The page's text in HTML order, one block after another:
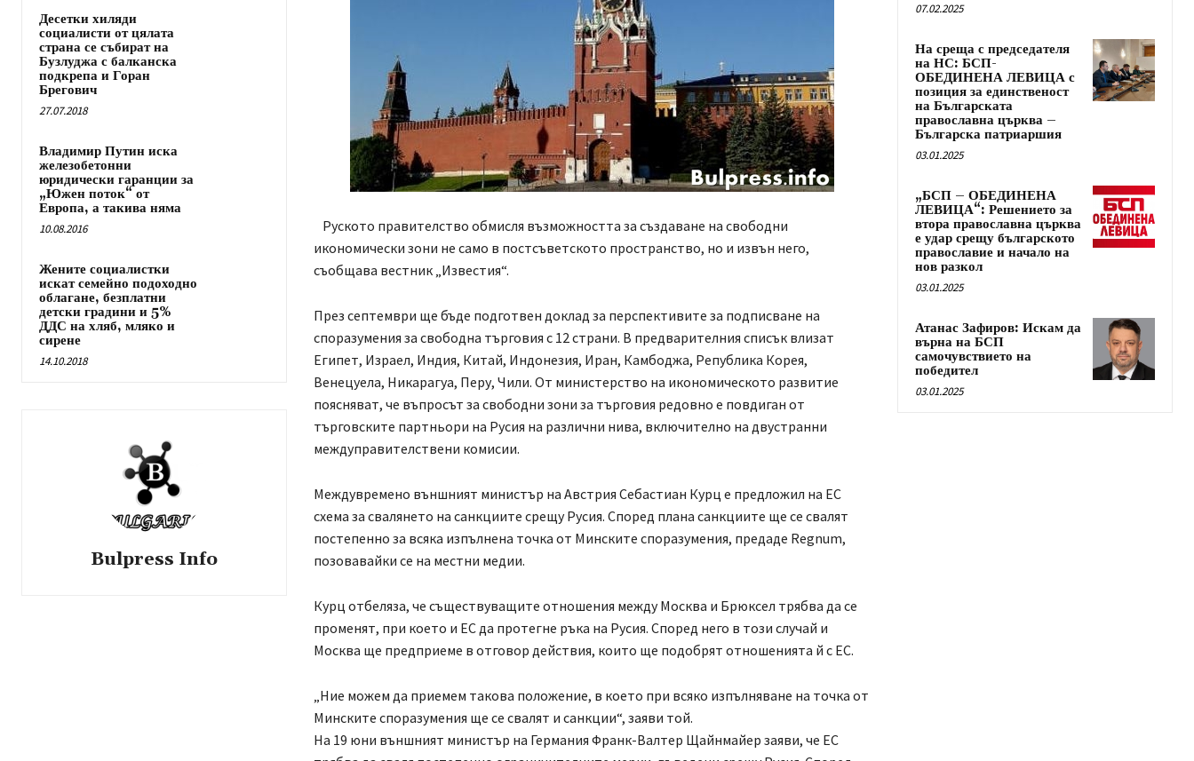
Десетки хиляди
социалисти от цялата
страна се събират на
Бузлуджа с балканска
подкрепа и Горан
Брегович
27.07.2018
Владимир Путин иска
железобетонни
юридически гаранции за
„Южен поток“ от
Европа, а такива няма
10.08.2016
Жените социалистки
искат семейно подоходно
облагане, безплатни
детски градини и 5%
ДДС на хляб, мляко и
сирене
14.10.2018
Bulpress Info
Руското правителство обмисля възможността за създаване на свободни
икономически зони не само в постсъветското пространство, но и извън него,
съобщава вестник „Известия“.
През септември ще бъде подготвен доклад за перспективите за подписване на
споразумения за свободна търговия с 12 страни. В предварителния списък влизат
Египет, Израел, Индия, Китай, Индонезия, Иран, Камбоджа, Република Корея,
Венецуела, Никарагуа, Перу, Чили. От министерство на икономическото развитие
поясняват, че въпросът за свободни зони за търговия редовно е повдиган от
търговските партньори на Русия на различни нива, включително на двустранни
междуправителствени комисии.
Междувремено външният министър на Австрия Себастиан Курц е предложил на ЕС
схема за свалянето на санкциите срещу Русия. Според плана санкциите ще се свалят
постепенно за всяка изпълнена точка от Минските споразумения, предаде Regnum,
позовавайки се на местни медии.
Курц отбеляза, че съществуващите отношения между Москва и Брюксел трябва да се
променят, при което и ЕС да протегне ръка на Русия. Според него в този случай и
Москва ще предприеме в отговор действия, които ще подобрят отношенията й с ЕС.
„Ние можем да приемем такова положение, в което при всяко изпълняване на точка от
Минските споразумения ще се свалят и санкции“, заяви той.
На 19 юни външният министър на Германия Франк-Валтер Щайнмайер заяви, че ЕС
07.02.2025
На среща с председателя
на НС: БСП-
ОБЕДИНЕНА ЛЕВИЦА с
позиция за единственост
на Българската
православна църква –
Българска патриаршия
03.01.2025
„БСП – ОБЕДИНЕНА
ЛЕВИЦА“: Решението за
втора православна църква
е удар срещу българското
православие и начало на
нов разкол
03.01.2025
Атанас Зафиров: Искам да
върна на БСП
самочувствието на
победител
03.01.2025